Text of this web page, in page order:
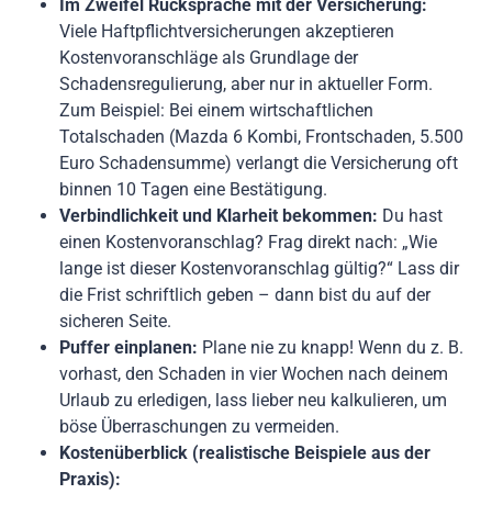
Im Zweifel Rücksprache mit der Versicherung:
Viele Haftpflichtversicherungen akzeptieren
Kostenvoranschläge als Grundlage der
Schadensregulierung, aber nur in aktueller Form.
Zum Beispiel: Bei einem wirtschaftlichen
Totalschaden (Mazda 6 Kombi, Frontschaden, 5.500
Euro Schadensumme) verlangt die Versicherung oft
binnen 10 Tagen eine Bestätigung.
Verbindlichkeit und Klarheit bekommen: Du hast
einen Kostenvoranschlag? Frag direkt nach: „Wie
lange ist dieser Kostenvoranschlag gültig?“ Lass dir
die Frist schriftlich geben – dann bist du auf der
sicheren Seite.
Puffer einplanen: Plane nie zu knapp! Wenn du z. B.
vorhast, den Schaden in vier Wochen nach deinem
Urlaub zu erledigen, lass lieber neu kalkulieren, um
böse Überraschungen zu vermeiden.
Kostenüberblick (realistische Beispiele aus der
Praxis):